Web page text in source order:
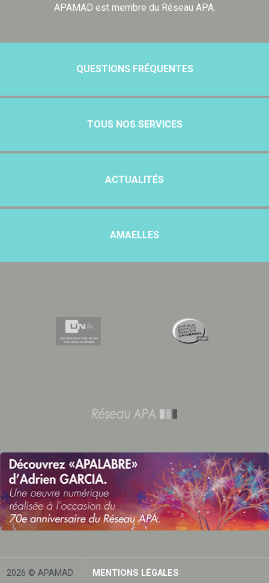
APAMAD est membre du Réseau APA.
QUESTIONS FRÉQUENTES
TOUS NOS SERVICES
ACTUALITÉS
AMAELLES
2026 © APAMAD MENTIONS LÉGALES